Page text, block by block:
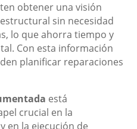
obtener una visión
sin necesidad
lo que ahorra tiempo y
Con esta información
planificar reparaciones
está
crucial en la
en la ejecución de